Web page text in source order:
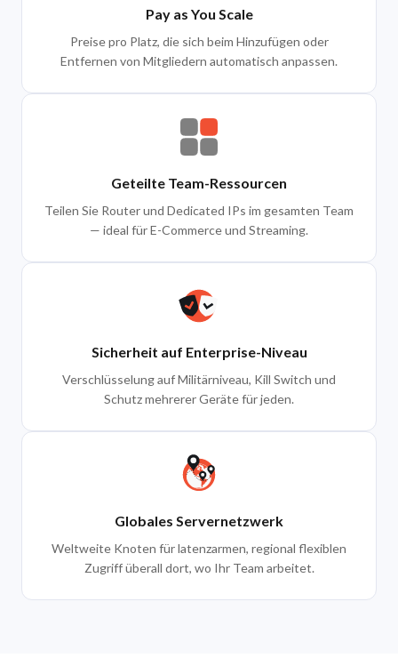
Pay as You Scale
Preise pro Platz, die sich beim Hinzufügen oder
Entfernen von Mitgliedern automatisch anpassen.
Geteilte Team-Ressourcen
Teilen Sie Router und Dedicated IPs im gesamten Team
— ideal für E-Commerce und Streaming.
Sicherheit auf Enterprise-Niveau
Verschlüsselung auf Militärniveau, Kill Switch und
Schutz mehrerer Geräte für jeden.
Globales Servernetzwerk
Weltweite Knoten für latenzarmen, regional flexiblen
Zugriff überall dort, wo Ihr Team arbeitet.